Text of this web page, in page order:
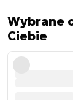
Wybrane
Ciebie